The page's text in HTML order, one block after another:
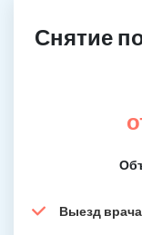
Снятие
Выезд врача